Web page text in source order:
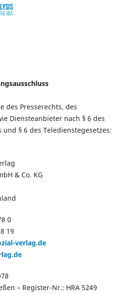
des Presserechts, des
Diensteanbieter nach § 6 des
§ 6 des Teledienstegesetzes:
& Co. KG
0
19
verlag.de
– Register-Nr.: HRA 5249